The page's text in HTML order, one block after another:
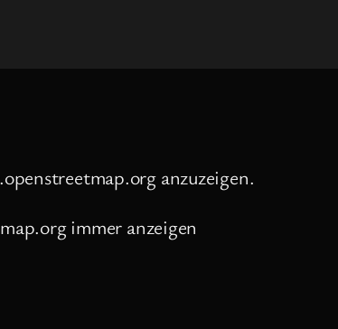
anzuzeigen.
immer anzeigen